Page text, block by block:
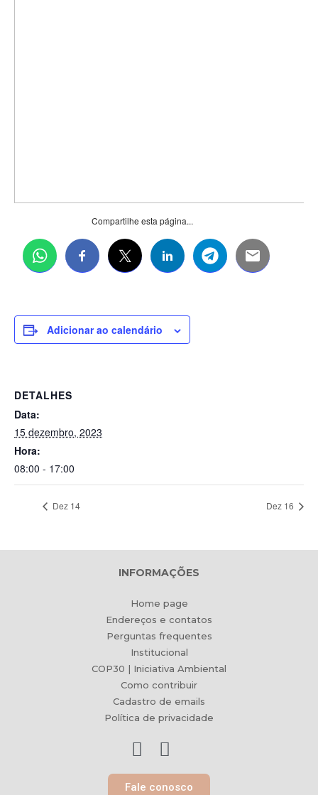
Compartilhe esta página...
Adicionar ao calendário
DETALHES
Data:
15 dezembro, 2023
Hora:
08:00 - 17:00
Dez 14 Dez 16
INFORMAÇÕES
Home page
Endereços e contatos
Perguntas frequentes
Institucional
COP30 | Iniciativa Ambiental
Como contribuir
Cadastro de emails
Política de privacidade
Fale conosco